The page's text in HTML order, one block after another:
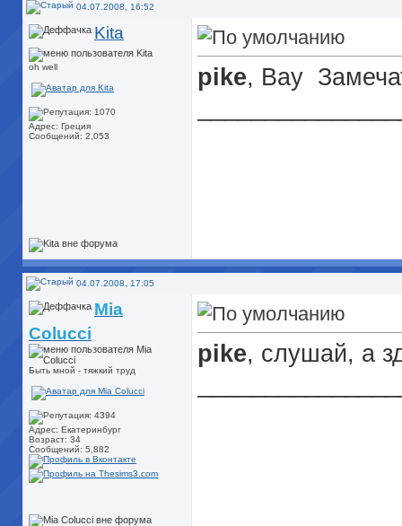
04.07.2008, 16:52
Kita
oh well
Адрес: Греция
Сообщений: 2,053
pike, Вау
04.07.2008, 17:05
Mia
Colucci
Быть мной - тяжкий труд
Адрес: Екатеринбург
Возраст: 34
Сообщений: 5,882
pike, слушай, а